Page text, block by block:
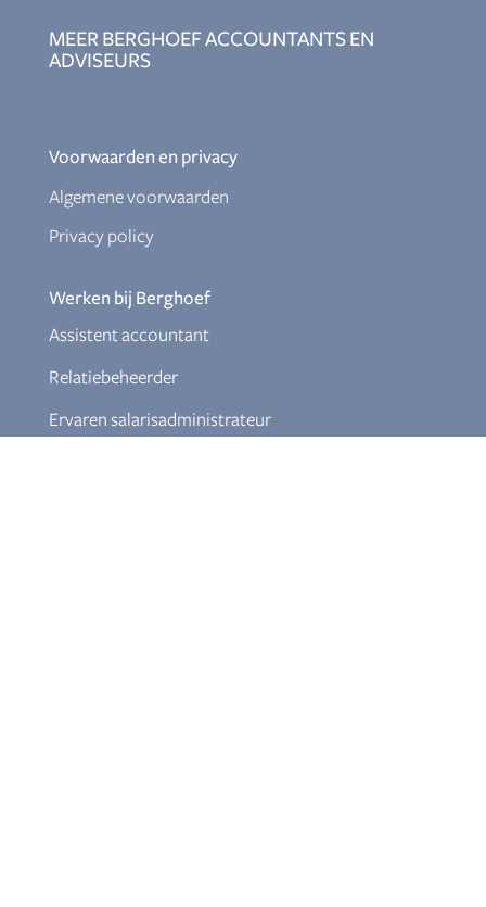
MEER BERGHOEF ACCOUNTANTS EN
ADVISEURS
Voorwaarden en privacy
Algemene voorwaarden
Privacy policy
Werken bij Berghoef
Assistent accountant
Relatiebeheerder
Ervaren salarisadministrateur